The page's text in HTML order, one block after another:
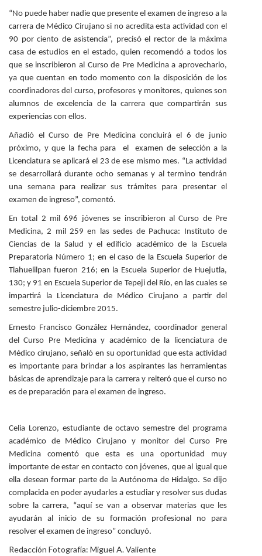
“No puede haber nadie que presente el examen de ingreso a la
carrera de Médico Cirujano si no acredita esta actividad con el
90 por ciento de asistencia”, precisó el rector de la máxima
casa de estudios en el estado, quien recomendó a todos los
que se inscribieron al Curso de Pre Medicina a aprovecharlo,
ya que cuentan en todo momento con la disposición de los
coordinadores del curso, profesores y monitores, quienes son
alumnos de excelencia de la carrera que compartirán sus
experiencias con ellos.
Añadió el Curso de Pre Medicina concluirá el 6 de junio
próximo, y que la fecha para el examen de selección a la
Licenciatura se aplicará el 23 de ese mismo mes. “La actividad
se desarrollará durante ocho semanas y al termino tendrán
una semana para realizar sus trámites para presentar el
examen de ingreso”, comentó.
En total 2 mil 696 jóvenes se inscribieron al Curso de Pre
Medicina, 2 mil 259 en las sedes de Pachuca: Instituto de
Ciencias de la Salud y el edificio académico de la Escuela
Preparatoria Número 1; en el caso de la Escuela Superior de
Tlahuelilpan fueron 216; en la Escuela Superior de Huejutla,
130; y 91 en Escuela Superior de Tepeji del Río, en las cuales se
impartirá la Licenciatura de Médico Cirujano a partir del
semestre julio-diciembre 2015.
Ernesto Francisco González Hernández, coordinador general
del Curso Pre Medicina y académico de la licenciatura de
Médico cirujano, señaló en su oportunidad que esta actividad
es importante para brindar a los aspirantes las herramientas
básicas de aprendizaje para la carrera y reiteró que el curso no
es de preparación para el examen de ingreso.
Celia Lorenzo, estudiante de octavo semestre del programa
académico de Médico Cirujano y monitor del Curso Pre
Medicina comentó que esta es una oportunidad muy
importante de estar en contacto con jóvenes, que al igual que
ella desean formar parte de la Autónoma de Hidalgo. Se dijo
complacida en poder ayudarles a estudiar y resolver sus dudas
sobre la carrera, “aquí se van a observar materias que les
ayudarán al inicio de su formación profesional no para
resolver el examen de ingreso” concluyó.
Redacción Fotografía: Miguel A. Valiente